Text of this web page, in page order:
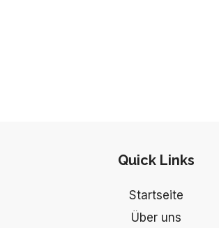
Quick Links
Startseite
Über uns